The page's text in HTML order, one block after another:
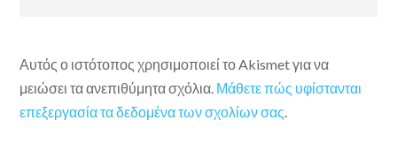
Αυτός ο ιστότοπος χρησιμοποιεί το Akismet για να
μειώσει τα ανεπιθύμητα σχόλια. Μάθετε πώς υφίστανται
επεξεργασία τα δεδομένα των σχολίων σας